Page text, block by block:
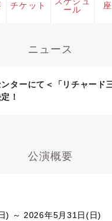
チケット
ール
ニュース
ターにて＜「リチャード
！
公演概要
) ～ 2026年5月31日(日)